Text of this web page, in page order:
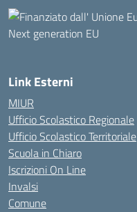
Link Esterni
MIUR
Ufficio Scolastico Regionale
Ufficio Scolastico Territoriale
Scuola in Chiaro
Iscrizioni On Line
Invalsi
Comune